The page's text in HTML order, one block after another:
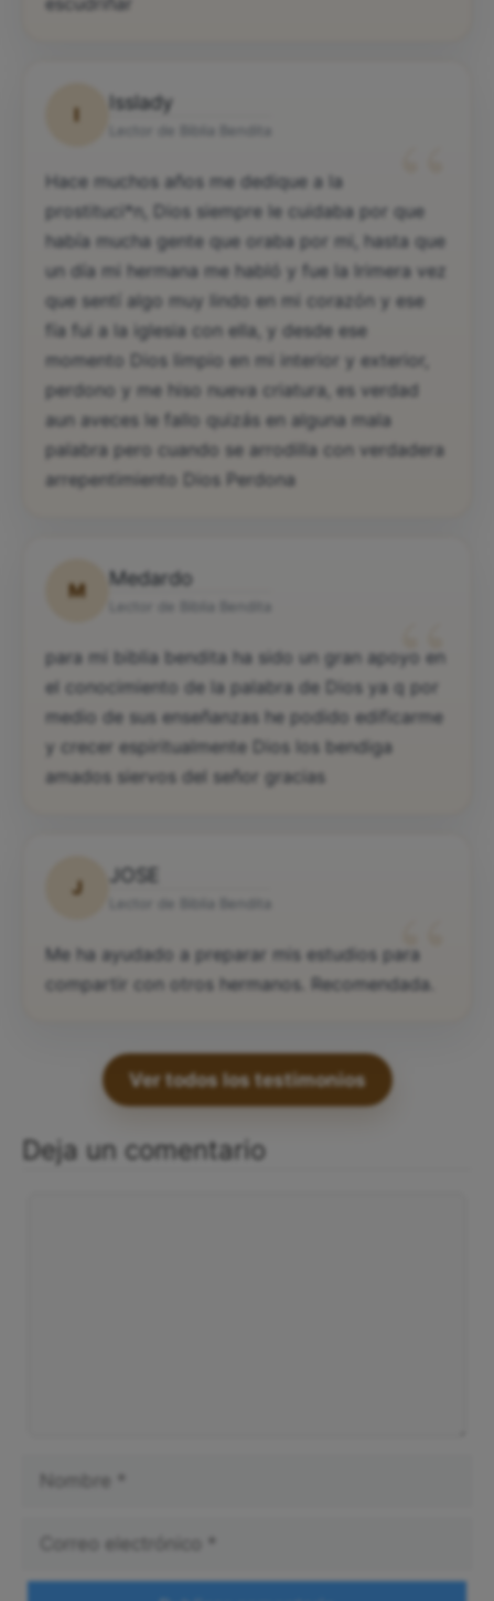
I
Isslady
“
Hace muchos años me dedique a la
prostituci*n, Dios siempre le cuidaba por que
había mucha gente que oraba por mi, hasta que
un día mi hermana me habló y fue la lrimera vez
que sentí algo muy lindo en mi corazón y ese
fía fui a la iglesia con ella, y desde ese
momento Dios limpio en mi interior y exterior,
perdono y me hiso nueva criatura, es verdad
aun aveces le fallo quizás en alguna mala
palabra pero cuando se arrodilla con verdadera
arrepentimiento Dios Perdona
M
Medardo
“
para mi biblia bendita ha sido un gran apoyo en
el conocimiento de la palabra de Dios ya q por
medio de sus enseñanzas he podido edificarme
y crecer espiritualmente Dios los bendiga
amados siervos del señor gracias
J
JOSE
“
Me ha ayudado a preparar mis estudios para
compartir con otros hermanos. Recomendada.
Ver todos los testimonios
Deja un comentario